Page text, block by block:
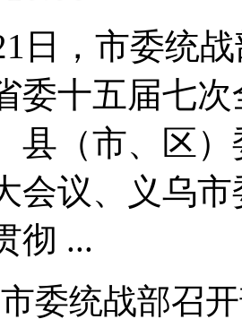
日，市委统
委十五届七
县（市、区
会议、义乌
彻 ...
委统战部召